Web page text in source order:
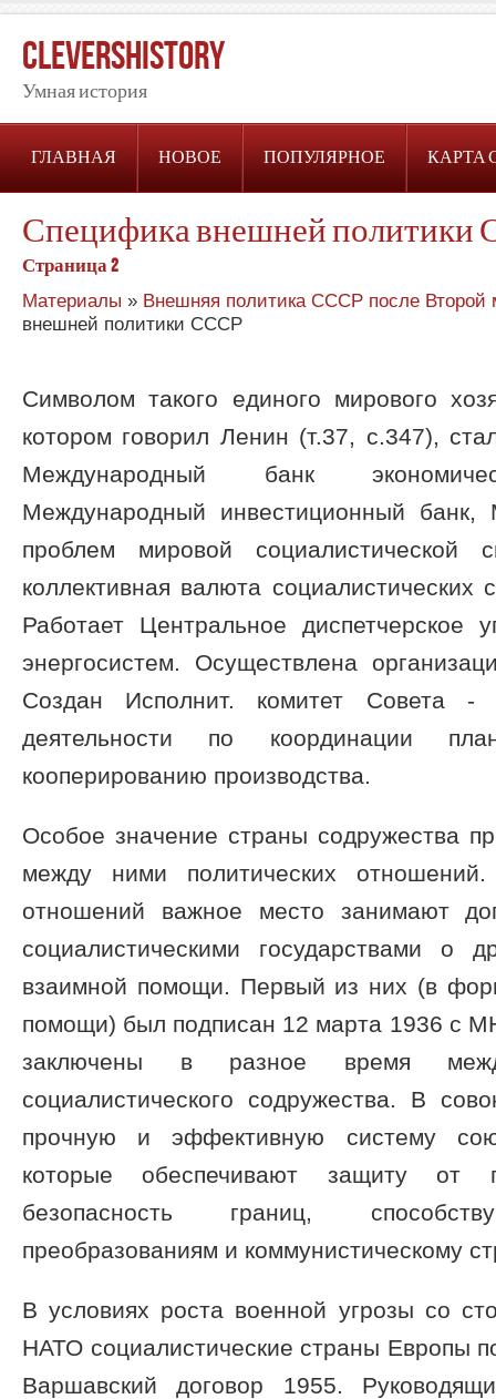
CleversHistory
Умная история
ГЛАВНАЯ НОВОЕ ПОПУЛЯРНОЕ КАРТА
Специфика внешней политики
Страница 2
Материалы » Внешняя политика СССР после Второй
внешней политики СССР
Символом такого единого мирового
котором говорил Ленин (т.37, с.347),
Международный банк
Международный инвестиционный банк,
проблем мировой
коллективная валюта социалистических
Работает Центральное диспетчерское
энергосистем. Осуществлена
Создан Исполнит. комитет Совета -
деятельности по координации
кооперированию производства.
Особое значение страны содружества
между ними политических
отношений важное место занимают
социалистическими государствами о
взаимной помощи. Первый из них (в
помощи) был подписан 12 марта 1936 с
заключены в разное время
социалистического содружества. В
прочную и эффективную систему
которые обеспечивают защиту от
безопасность границ,
преобразованиям и коммунистическому
В условиях роста военной угрозы со
НАТО социалистические страны Европы
Варшавский договор 1955.